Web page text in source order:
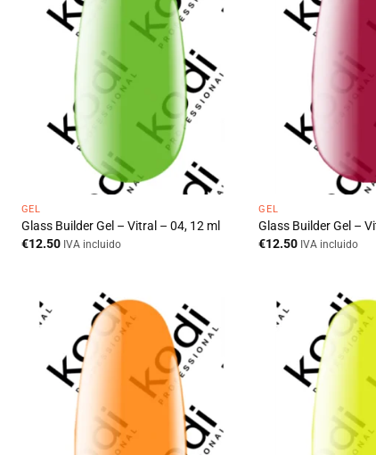
GEL
Glass Builder Gel – Vitral – 04, 12 ml
€12.50 IVA incluido
GEL
Glass Builder Gel –
€12.50 IVA incluido